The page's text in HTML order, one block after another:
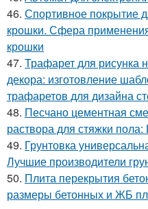
46. Спортивное покрытие
крошки. Сфера
крошки
47. Трафарет для рисунка
декора: изготовление
трафаретов для дизайна
48. Песчано цементная
раствора для стяжки
49. Грунтовка
Лучшие производители
50. Плита перекрытия
размеры бетонных и ЖБ